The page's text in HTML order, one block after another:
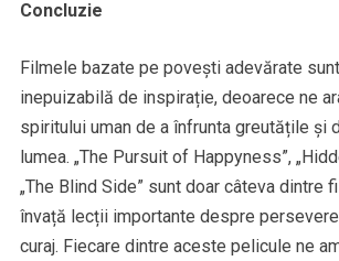
Concluzie
Filmele bazate pe povești adevărate
inepuizabilă de inspirație, deoarece ne
spiritului uman de a înfrunta greutățile și
lumea. „The Pursuit of Happyness”,
„The Blind Side” sunt doar câteva dintre
învață lecții importante despre
curaj. Fiecare dintre aceste pelicule ne